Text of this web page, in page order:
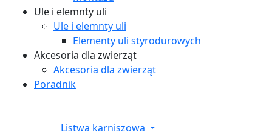
Ule i elemnty uli
Ule i elemnty uli
Elementy uli styrodurowych
Akcesoria dla zwierząt
Akcesoria dla zwierząt
Poradnik
Listwa karniszowa